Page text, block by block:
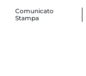
Comunicato
Stampa